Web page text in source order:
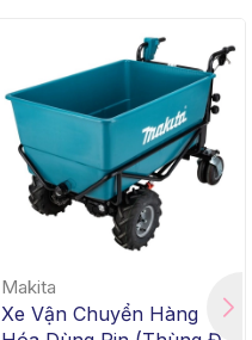
Makita
Xe Vận Chuyển Hàng